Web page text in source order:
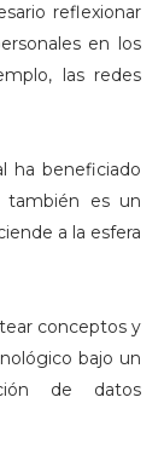
reflexionar
en los
las redes
ha beneficiado
también es un
a la esfera
conceptos y
bajo un
de datos